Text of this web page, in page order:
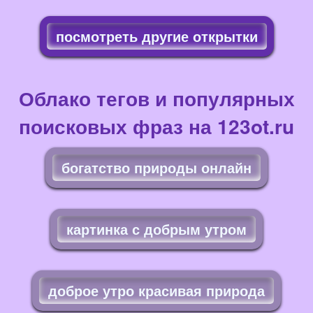
посмотреть другие открытки
Облако тегов и популярных
поисковых фраз на 123ot.ru
богатство природы онлайн
картинка с добрым утром
доброе утро красивая природа